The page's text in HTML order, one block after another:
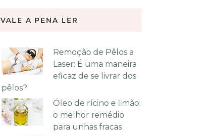
VALE A PENA LER
Remoção de Pêlos a
Laser: É uma maneira
eficaz de se livrar dos
pêlos?
Óleo de rícino e limão:
o melhor remédio
para unhas fracas